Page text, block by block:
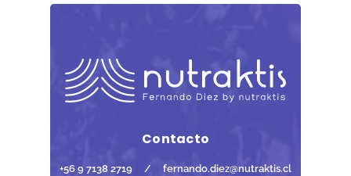
Contacto
+56 9 7138 2719 / fernando.diez@nutraktis.cl